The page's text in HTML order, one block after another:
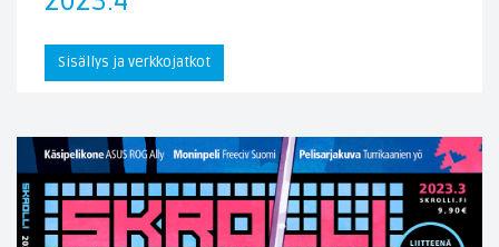
Sisällys ja verkkojatkot